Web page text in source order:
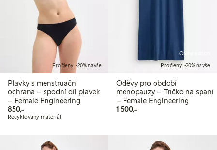
Pro členy: -20% na vše
Plavky s menstruační
ochrana – spodní díl plavek
– Female Engineering
850,-850,00 Kč
Recyklovaný materiál
Online edition
Pro členy: -20% na vše
Oděvy pro období
menopauzy – Tričko na spaní
– Female Engineering
1 500,-1 500,00 Kč